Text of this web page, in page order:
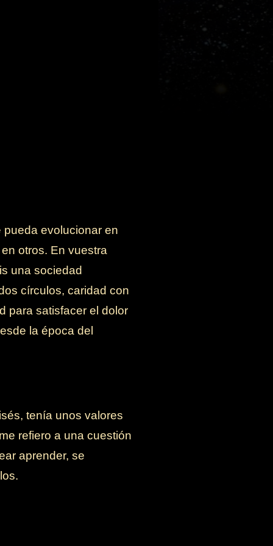
evolucionar en
otros. En vuestra
una sociedad
círculos, caridad con
para satisfacer el dolor
la época del
tenía unos valores
refiero a una cuestión
aprender, se